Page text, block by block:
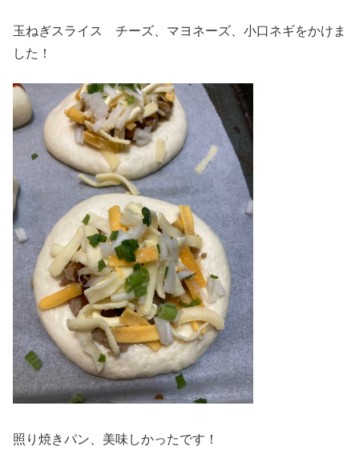
玉ねぎスライス チーズ、マヨネーズ、小口ネギをかけま
した！
照り焼きパン、美味しかったです！